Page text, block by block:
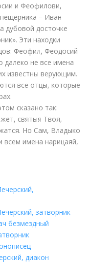
и Феофилови,
– Иван
дубовой досточке
Эти находки
Феофил, Феодосий
далеко не все имена
известны верующим.
все отцы, которые
сказано так:
святыя Твоя,
Но Сам, Владыко
всем имена нарицаяй,
затворник
безмездный
диакон